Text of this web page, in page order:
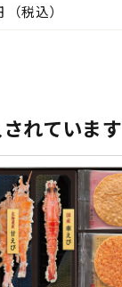
（税込）
れています